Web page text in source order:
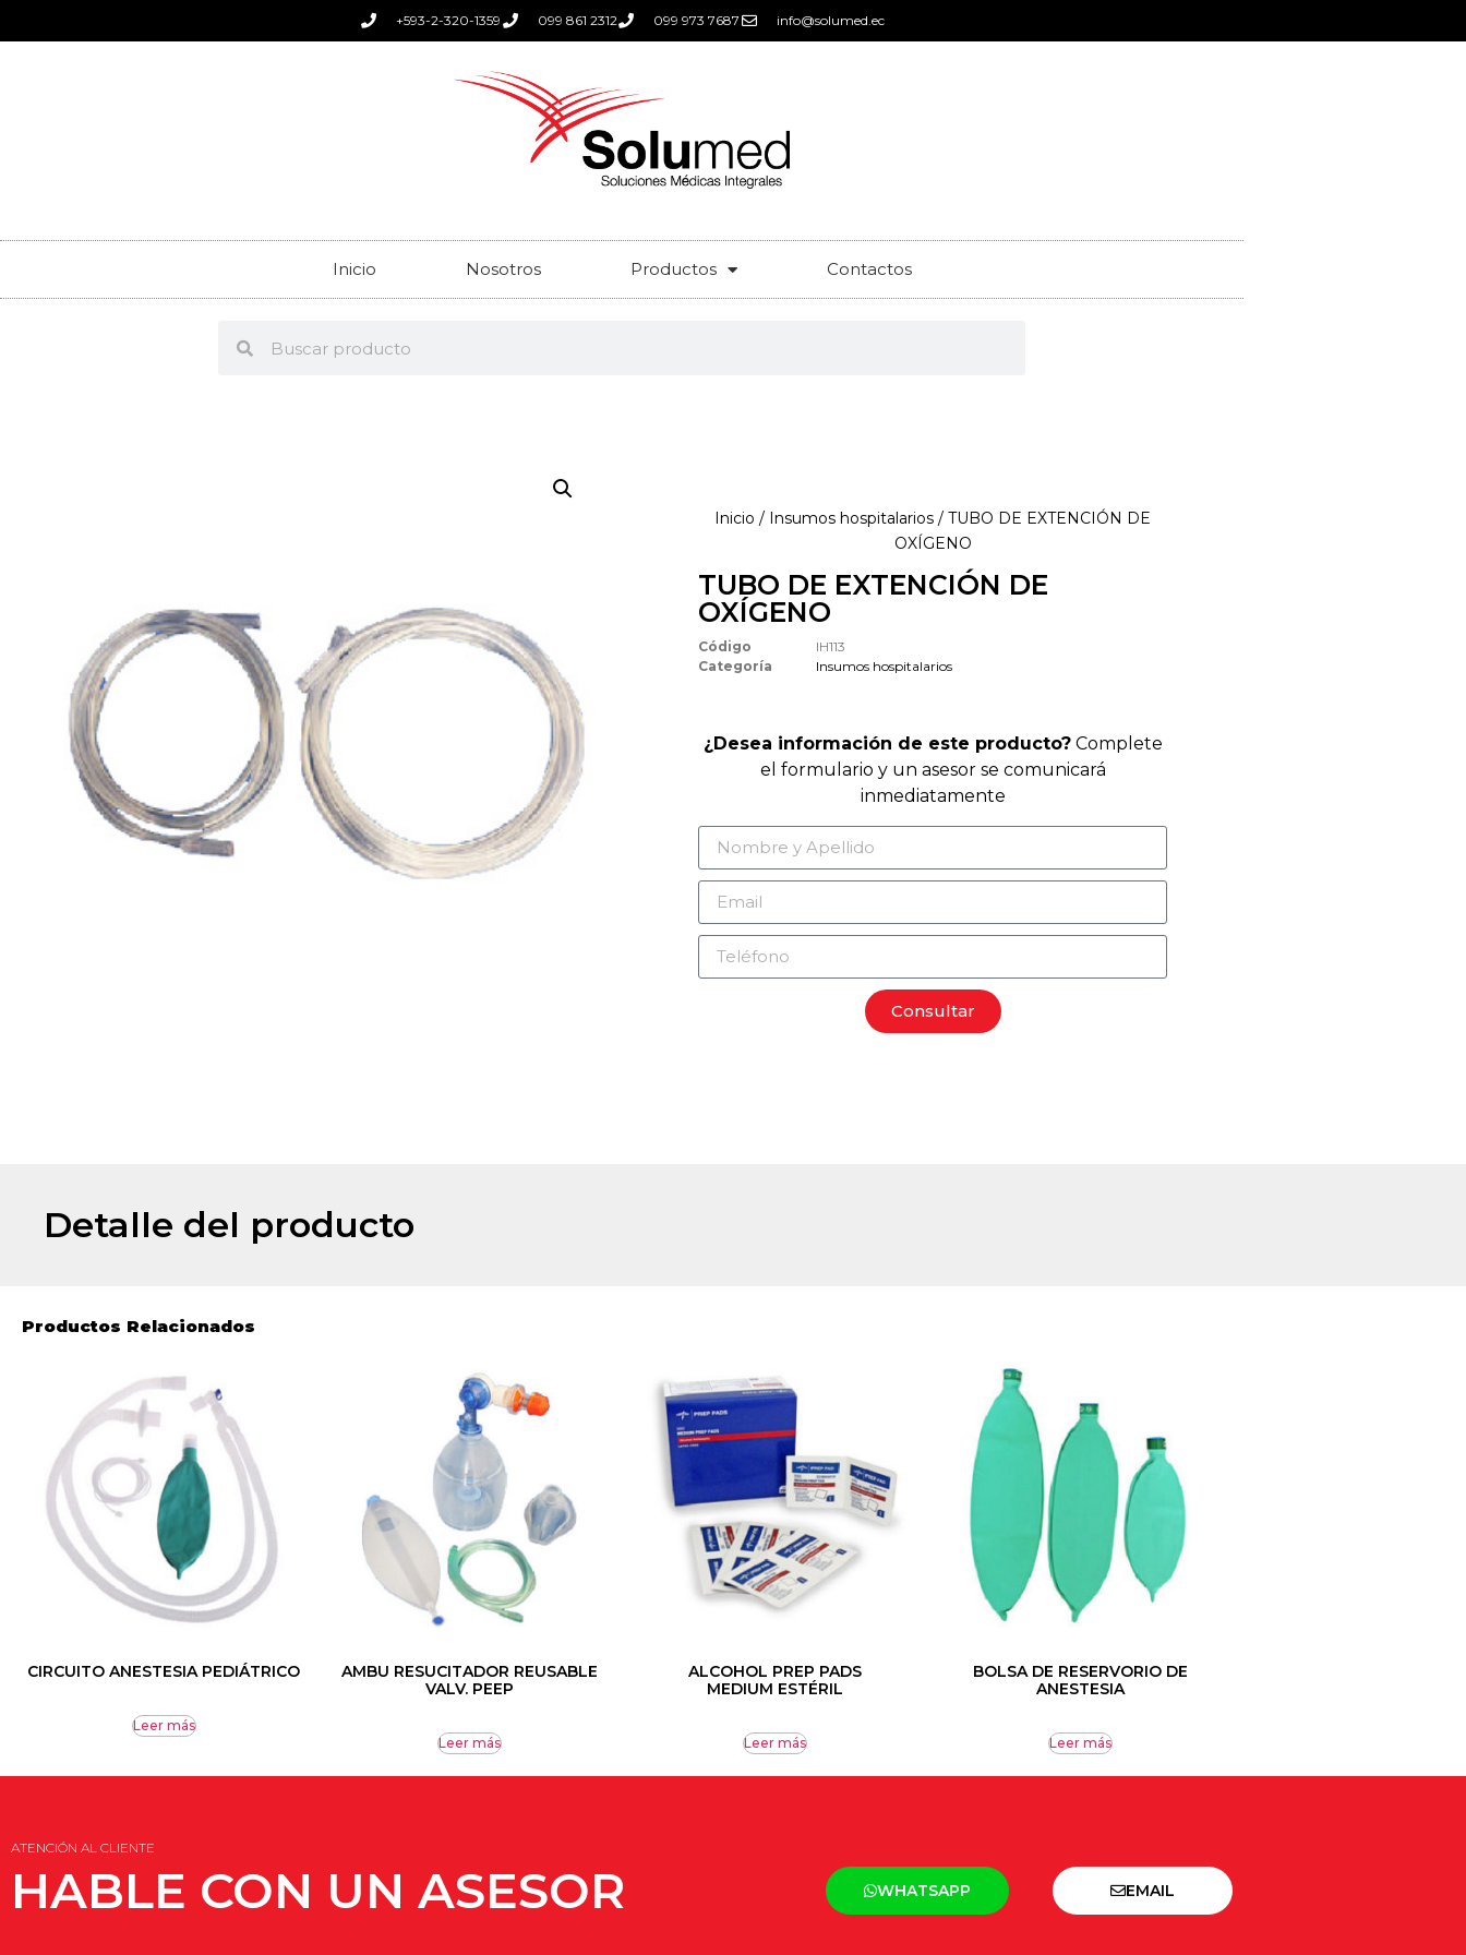
+593-2-320-1359 099 861 2312 099 973 7687 info@solumed.ec
Inicio Nosotros Productos Contactos
Inicio / Insumos hospitalarios / TUBO DE EXTENCIÓN DE
OXÍGENO
TUBO DE EXTENCIÓN DE
OXÍGENO
Código
IH113
Categoría
Insumos hospitalarios
¿Desea información de este producto?Complete
el formulario y un asesor se comunicará
inmediatamente
Consultar
Detalle del producto
Productos Relacionados
CIRCUITO ANESTESIA PEDIÁTRICO
Leer más
AMBU RESUCITADOR REUSABLE
VALV. PEEP
Leer más
ALCOHOL PREP PADS
MEDIUM ESTÉRIL
Leer más
BOLSA DE RESERVORIO DE
ANESTESIA
Leer más
ATENCIÓN AL CLIENTE
HABLE CON UN ASESOR WHATSAPP EMAIL